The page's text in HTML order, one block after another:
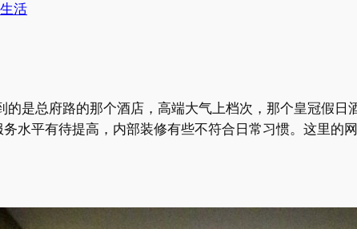
生活
是总府路的那个酒店，高端大气上档次，那个皇冠假
水平有待提高，内部装修有些不符合日常习惯。这里的